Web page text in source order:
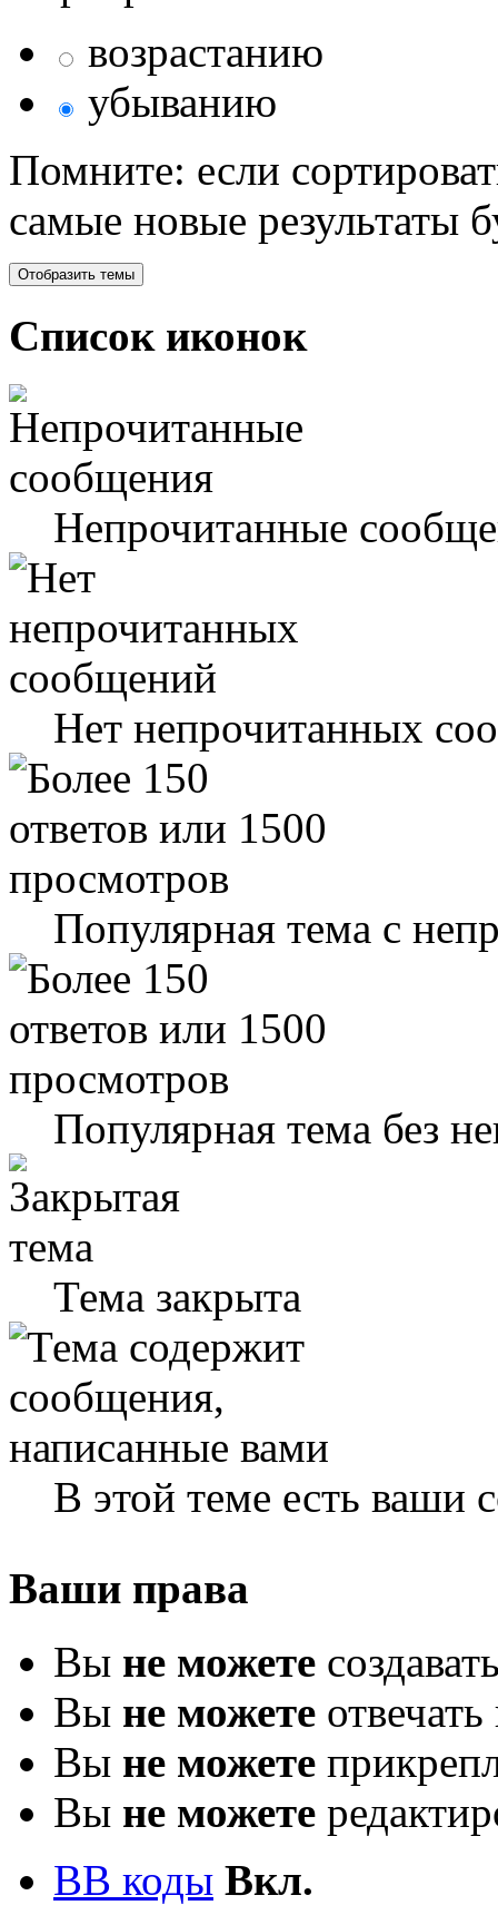
возрастанию
убыванию
Помните: если
самые новые результаты
Список иконок
Непрочитанные
Нет непрочитанных
Популярная тема с
Популярная тема без
Тема закрыта
В этой теме есть ваши
Ваши права
Вы не можете
Вы не можете
Вы не можете
Вы не можете
BB коды Вкл.